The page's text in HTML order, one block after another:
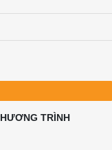
TRÌNH